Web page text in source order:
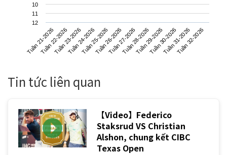
Tuần 21-2026
Tuần 22-2026Tuần 23-2026Tuần 24-2026Tuần 25-2026Tuần 26-2026Tuần 27-2026Tuần 28-2026Tuần 29-2026Tuần 30-2026Tuần 31-2026
Tuần 32-2026
10
11
12
Tin tức liên quan
【Video】Federico
Staksrud VS Christian
Alshon, chung kết CIBC
Texas Open